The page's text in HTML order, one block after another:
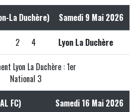
La Duchère) Samedi 9 Mai 2026
2 4 Lyon La Duchère
Lyon La Duchère : 1er
National 3
FC) Samedi 16 Mai 2026